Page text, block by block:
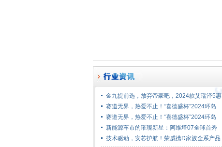
金九提前选，放弃帝豪吧，2024款艾瑞泽5惠
赛道无界，热爱不止！“喜德盛杯”2024环岛
赛道无界，热爱不止！“喜德盛杯”2024环岛
新能源车市的璀璨新星：阿维塔07全球首秀
技术驱动，安芯护航！荣威携D家族全系产品